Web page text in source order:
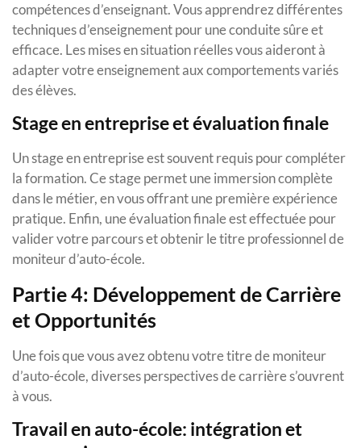
compétences d’enseignant. Vous apprendrez différentes
techniques d’enseignement pour une conduite sûre et
efficace. Les mises en situation réelles vous aideront à
adapter votre enseignement aux comportements variés
des élèves.
Stage en entreprise et évaluation finale
Un stage en entreprise est souvent requis pour compléter
la formation. Ce stage permet une immersion complète
dans le métier, en vous offrant une première expérience
pratique. Enfin, une évaluation finale est effectuée pour
valider votre parcours et obtenir le titre professionnel de
moniteur d’auto-école.
Partie 4: Développement de Carrière
et Opportunités
Une fois que vous avez obtenu votre titre de moniteur
d’auto-école, diverses perspectives de carrière s’ouvrent
à vous.
Travail en auto-école: intégration et